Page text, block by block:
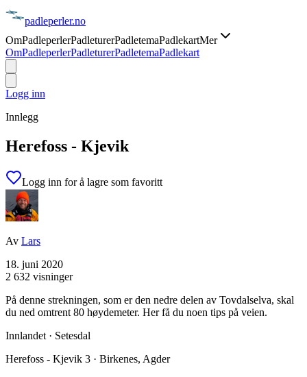
padleperler.no
OmPadleperlerPadleturerPadletemaPadlekartMer
OmPadleperlerPadleturerPadletemaPadlekart
Logg inn
Innlegg
Herefoss - Kjevik
Logg inn for å lagre som favoritt
Av Lars
18. juni 2020
2 632 visninger
På denne strekningen, som er den nedre delen av Tovdalselva, skal
du ned omtrent 80 høydemeter. Her få du noen tips på veien.
Innlandet · Setesdal
Herefoss - Kjevik 3 · Birkenes, Agder